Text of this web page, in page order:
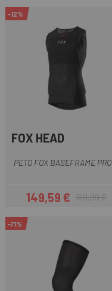
-12%
FOX HEAD
PETO FOX BASEFRAME PRO
Prezzo
149,59 €Prezzo base
169,99 €
-71%